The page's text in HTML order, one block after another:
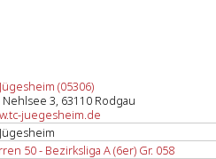
(05306)
Nehlsee 3, 63110 Rodgau
juegesheim.de
50 - Bezirksliga A (6er) Gr. 058